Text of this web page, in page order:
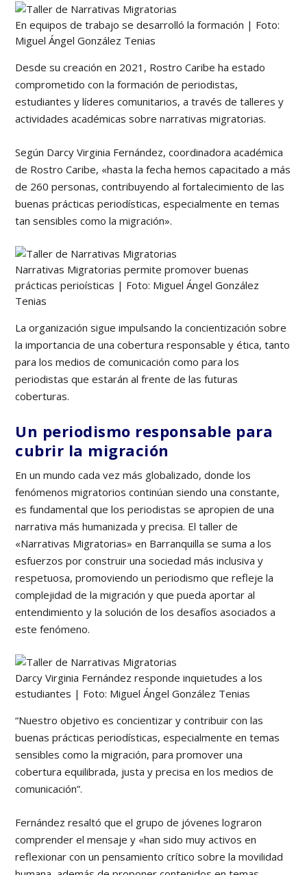
En equipos de trabajo se desarrolló la formación | Foto:
Miguel Ángel González Tenias
Desde su creación en 2021, Rostro Caribe ha estado
comprometido con la formación de periodistas,
estudiantes y líderes comunitarios, a través de talleres y
actividades académicas sobre narrativas migratorias.
Según Darcy Virginia Fernández, coordinadora académica
de Rostro Caribe, «hasta la fecha hemos capacitado a más
de 260 personas, contribuyendo al fortalecimiento de las
buenas prácticas periodísticas, especialmente en temas
tan sensibles como la migración».
Narrativas Migratorias permite promover buenas
prácticas perioísticas | Foto: Miguel Ángel González
Tenias
La organización sigue impulsando la concientización sobre
la importancia de una cobertura responsable y ética, tanto
para los medios de comunicación como para los
periodistas que estarán al frente de las futuras
coberturas.
Un periodismo responsable para
cubrir la migración
En un mundo cada vez más globalizado, donde los
fenómenos migratorios continúan siendo una constante,
es fundamental que los periodistas se apropien de una
narrativa más humanizada y precisa. El taller de
«Narrativas Migratorias» en Barranquilla se suma a los
esfuerzos por construir una sociedad más inclusiva y
respetuosa, promoviendo un periodismo que refleje la
complejidad de la migración y que pueda aportar al
entendimiento y la solución de los desafíos asociados a
este fenómeno.
Darcy Virginia Fernández responde inquietudes a los
estudiantes | Foto: Miguel Ángel González Tenias
“Nuestro objetivo es concientizar y contribuir con las
buenas prácticas periodísticas, especialmente en temas
sensibles como la migración, para promover una
cobertura equilibrada, justa y precisa en los medios de
comunicación”.
Fernández resaltó que el grupo de jóvenes lograron
comprender el mensaje y «han sido muy activos en
reflexionar con un pensamiento crítico sobre la movilidad